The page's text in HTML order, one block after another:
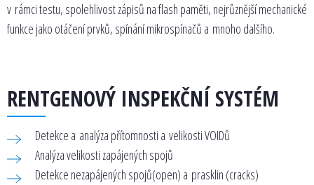
v rámci testu, spolehlivost zápisů na flash paměti, nejrůznější mechanické
funkce jako otáčení prvků, spínání mikrospínačů a mnoho dalšího.
RENTGENOVÝ INSPEKČNÍ SYSTÉM
Detekce a analýza přítomnosti a velikosti VOIDů
Analýza velikosti zapájených spojů
Detekce nezapájených spojů(open) a prasklin (cracks)